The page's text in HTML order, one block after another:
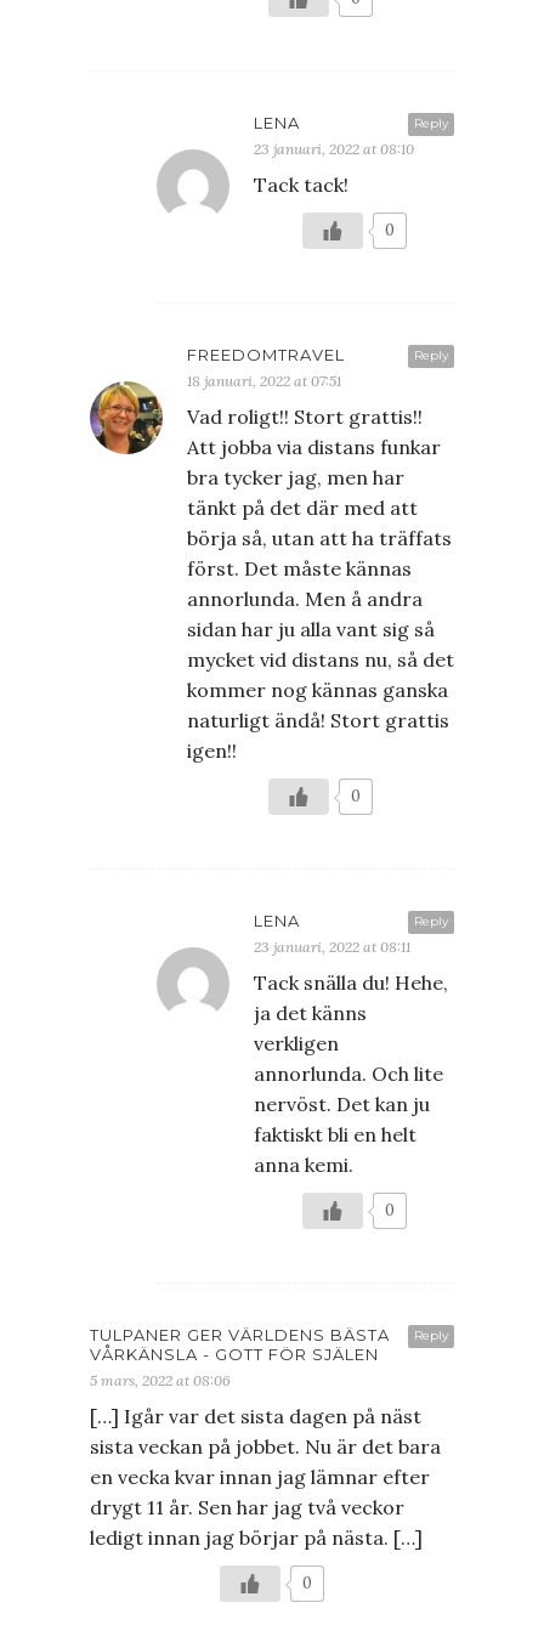
Reply
LENA
23 januari, 2022 at 08:10
Tack tack!
0
Reply
FREEDOMTRAVEL
18 januari, 2022 at 07:51
Vad roligt!! Stort grattis!!
Att jobba via distans funkar
bra tycker jag, men har
tänkt på det där med att
börja så, utan att ha träffats
först. Det måste kännas
annorlunda. Men å andra
sidan har ju alla vant sig så
mycket vid distans nu, så det
kommer nog kännas ganska
naturligt ändå! Stort grattis
igen!!
0
Reply
LENA
23 januari, 2022 at 08:11
Tack snälla du! Hehe,
ja det känns
verkligen
annorlunda. Och lite
nervöst. Det kan ju
faktiskt bli en helt
anna kemi.
0
Reply
TULPANER GER VÄRLDENS BÄSTA
VÅRKÄNSLA - GOTT FÖR SJÄLEN
5 mars, 2022 at 08:06
[…] Igår var det sista dagen på näst
sista veckan på jobbet. Nu är det bara
en vecka kvar innan jag lämnar efter
drygt 11 år. Sen har jag två veckor
ledigt innan jag börjar på nästa. […]
0